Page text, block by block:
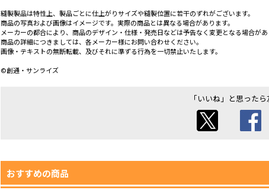
縫製製品は特性上、製品ごとに仕上がりサイズや縫製位置に若干のずれがございます。
商品の写真および画像はイメージです。実際の商品とは異なる場合があります。
メーカーの都合により、商品のデザイン・仕様・発売日などは予告なく変更となる場合があ
商品の詳細につきましては、各メーカー様にお問い合わせください。
画像・テキストの無断転載、及びそれに準ずる行為を一切禁止いたします。
©創通・サンライズ
「いいね」と思った
おすすめの商品